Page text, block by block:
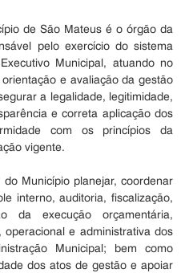
de São Mateus é o órgão da
pelo exercício do sistema
Municipal, atuando no
e avaliação da gestão
a legalidade, legitimidade,
e correta aplicação dos
com os princípios da
vigente.
Município planejar, coordenar
interno, auditoria, fiscalização,
da execução orçamentária,
e administrativa dos
Municipal; bem como
dos atos de gestão e apoiar